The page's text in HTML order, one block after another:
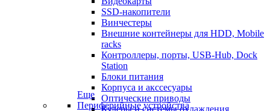
SSD-накопители
Винчестеры
Внешние контейнеры для HDD, Mobile
racks
Контроллеры, порты, USB-Hub, Dock
Station
Блоки питания
Корпуса и акссесуары
Оптические приводы
Кулеры и системы охлаждения
Еще
Периферийные устройства